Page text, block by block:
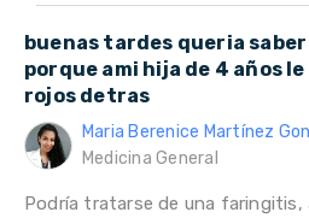
buenas tardes queria
porque ami hija de 4 años
rojos detras
Maria Berenice Martínez
Medicina General
Podría tratarse de una faringitis,